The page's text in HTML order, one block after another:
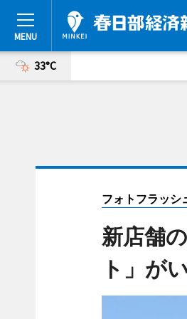
33°C
フォトフラッシ
新店舗
ト」が